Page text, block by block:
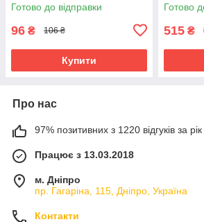
Готово до відправки
96 ₴ 106 ₴
Купити
Готово
515 ₴
Про нас
97% позитивних з 1220 відгуків за рік
Працює з 13.03.2018
м. Дніпро
пр. Гагаріна, 115, Дніпро, Україна
Контакти